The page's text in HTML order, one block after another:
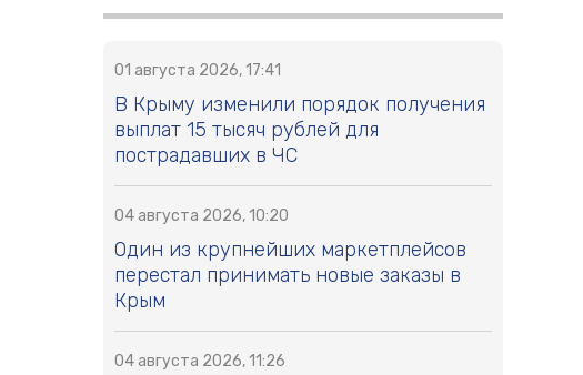
01 августа 2026, 17:41
В Крыму изменили порядок получения
выплат 15 тысяч рублей для
пострадавших в ЧС
04 августа 2026, 10:20
Один из крупнейших маркетплейсов
перестал принимать новые заказы в
Крым
04 августа 2026, 11:26